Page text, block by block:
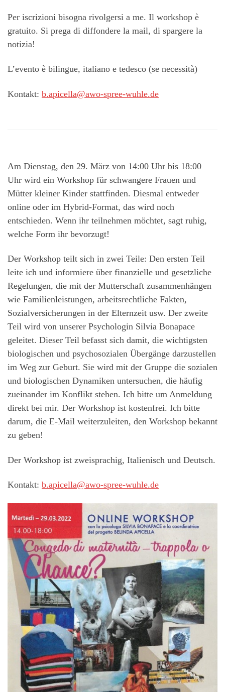
Per iscrizioni bisogna rivolgersi a me. Il workshop è
gratuito. Si prega di diffondere la mail, di spargere la
notizia!
L’evento è bilingue, italiano e tedesco (se necessità)
Kontakt: b.apicella@awo-spree-wuhle.de
Am Dienstag, den 29. März von 14:00 Uhr bis 18:00
Uhr wird ein Workshop für schwangere Frauen und
Mütter kleiner Kinder stattfinden. Diesmal entweder
online oder im Hybrid-Format, das wird noch
entschieden. Wenn ihr teilnehmen möchtet, sagt ruhig,
welche Form ihr bevorzugt!
Der Workshop teilt sich in zwei Teile: Den ersten Teil
leite ich und informiere über finanzielle und gesetzliche
Regelungen, die mit der Mutterschaft zusammenhängen
wie Familienleistungen, arbeitsrechtliche Fakten,
Sozialversicherungen in der Elternzeit usw. Der zweite
Teil wird von unserer Psychologin Silvia Bonapace
geleitet. Dieser Teil befasst sich damit, die wichtigsten
biologischen und psychosozialen Übergänge darzustellen
im Weg zur Geburt. Sie wird mit der Gruppe die sozialen
und biologischen Dynamiken untersuchen, die häufig
zueinander im Konflikt stehen. Ich bitte um Anmeldung
direkt bei mir. Der Workshop ist kostenfrei. Ich bitte
darum, die E-Mail weiterzuleiten, den Workshop bekannt
zu geben!
Der Workshop ist zweisprachig, Italienisch und Deutsch.
Kontakt: b.apicella@awo-spree-wuhle.de